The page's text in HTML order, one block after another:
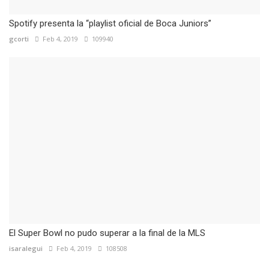
Spotify presenta la “playlist oficial de Boca Juniors”
gcorti Feb 4, 2019 109940
El Super Bowl no pudo superar a la final de la MLS
isaralegui Feb 4, 2019 108508